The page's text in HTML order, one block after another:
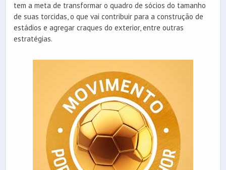
tem a meta de transformar o quadro de sócios do tamanho
de suas torcidas, o que vai contribuir para a construção de
estádios e agregar craques do exterior, entre outras
estratégias.